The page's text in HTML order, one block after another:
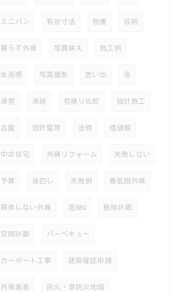
ミニバン 有効寸法 物置 収納
暮らす外構 写真映え 施工例
生活感 写真撮影 思い出 冬
凍害 凍結 見積り比較 設計施工
品質 設計監理 法規 価値観
中古住宅 外構リフォーム 失敗しない
予算 後回し 失敗例 最低限外構
解体しない外構 庭BBQ 動線計画
空間計画 バーベキュー
カーポート工事 建築確認申請
外構業者 防火・準防火地域